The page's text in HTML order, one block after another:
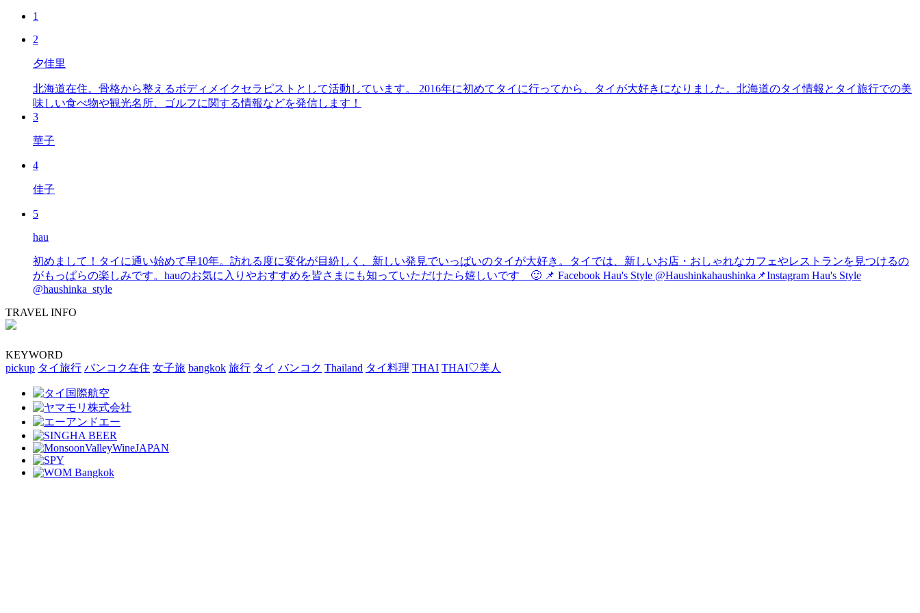
1
2
夕佳里
北海道在住。骨格から整えるボディメイクセラピストとして活動しています。 2016年に初めてタイに行ってから、タイが大好きになりました。北海道のタイ情報とタイ旅行での美
味しい食べ物や観光名所、ゴルフに関する情報などを発信します！
3
華子
4
佳子
5
hau
初めまして！タイに通い始めて早10年。訪れる度に変化が目紛しく、新しい発見でいっぱいのタイが大好き。タイでは、新しいお店・おしゃれなカフェやレストランを見つけるの
がもっぱらの楽しみです。hauのお気に入りやおすすめを皆さまにも知っていただけたら嬉しいです 🙂 📌 Facebook Hau's Style @Haushinkahaushinka📌Instagram Hau's Style
@haushinka_style
TRAVEL INFO
KEYWORD
pickup タイ旅行 バンコク在住 女子旅 bangkok 旅行 タイ バンコク Thailand タイ料理 THAI THAI♡美人